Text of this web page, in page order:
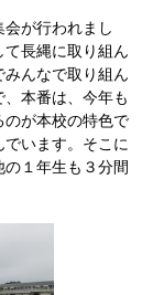
が行われまし
長縄に取り組ん
んなで取り組ん
本番は、今年も
のが本校の特色で
います。そこに
１年生も３分間